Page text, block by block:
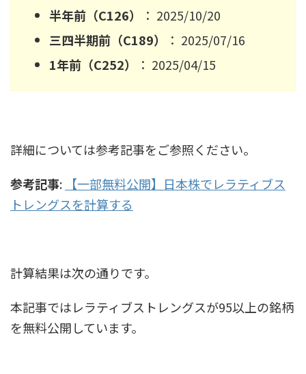
半年前（C126）
： 2025/10/20
三四半期前（C189）
： 2025/07/16
1年前（C252）
： 2025/04/15
詳細については参考記事をご参照ください。
参考記事:
【一部無料公開】日本株でレラティブス
トレングスを計算する
計算結果は次の通りです。
本記事ではレラティブストレングスが95以上の銘柄
を無料公開しています。